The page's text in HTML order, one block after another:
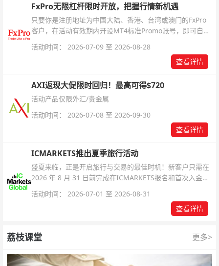
FxPro无限杠杆限时开放，把握行情新机遇
只要你是注册地址为中国大陆、香港、台湾或澳门的FxPro
客户，在活动有效期内开设MT4标准Promo账号，即可自动
活动时间： 2026-07-09 至 2026-08-28
查看详情
AXI返现大促限时回归！最高可得$720
活动产品仅限外汇/贵金属
活动时间： 2026-07-08 至 2026-09-30
查看详情
ICMARKETS推出夏季旅行活动
盛夏来临，正是开启旅行与交易的最佳时机！新客户只需在
2026 年 8 月 31 日前完成在ICMARKETS报名和首次入金即
活动时间： 2026-07-01 至 2026-08-31
查看详情
荔枝课堂 更多>